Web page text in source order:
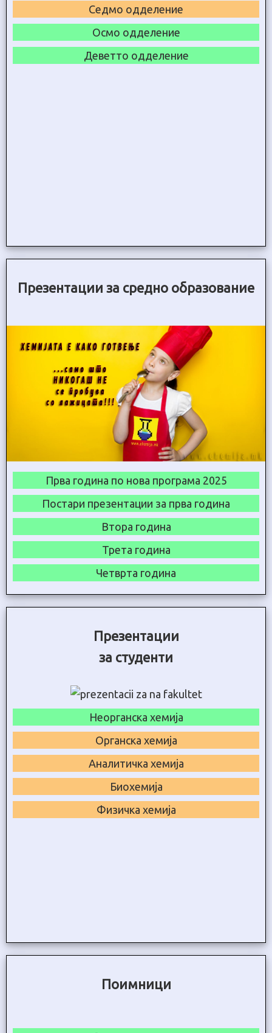
Седмо одделение
Осмо одделение
Деветто одделение
Презентации за средно образование
Прва година по нова програма 2025
Постари презентации за прва година
Втора година
Трета година
Четврта година
Презентации
за студенти
Неорганска хемија
Органска хемија
Аналитичка хемија
Биохемија
Физичка хемија
Поимници